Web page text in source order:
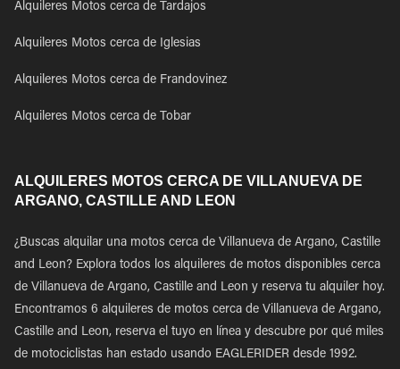
Alquileres Motos cerca de Tardajos
Alquileres Motos cerca de Iglesias
Alquileres Motos cerca de Frandovinez
Alquileres Motos cerca de Tobar
ALQUILERES MOTOS CERCA DE VILLANUEVA DE
ARGANO, CASTILLE AND LEON
¿Buscas alquilar una motos cerca de Villanueva de Argano, Castille
and Leon? Explora todos los alquileres de motos disponibles cerca
de Villanueva de Argano, Castille and Leon y reserva tu alquiler hoy.
Encontramos 6 alquileres de motos cerca de Villanueva de Argano,
Castille and Leon, reserva el tuyo en línea y descubre por qué miles
de motociclistas han estado usando EAGLERIDER desde 1992.